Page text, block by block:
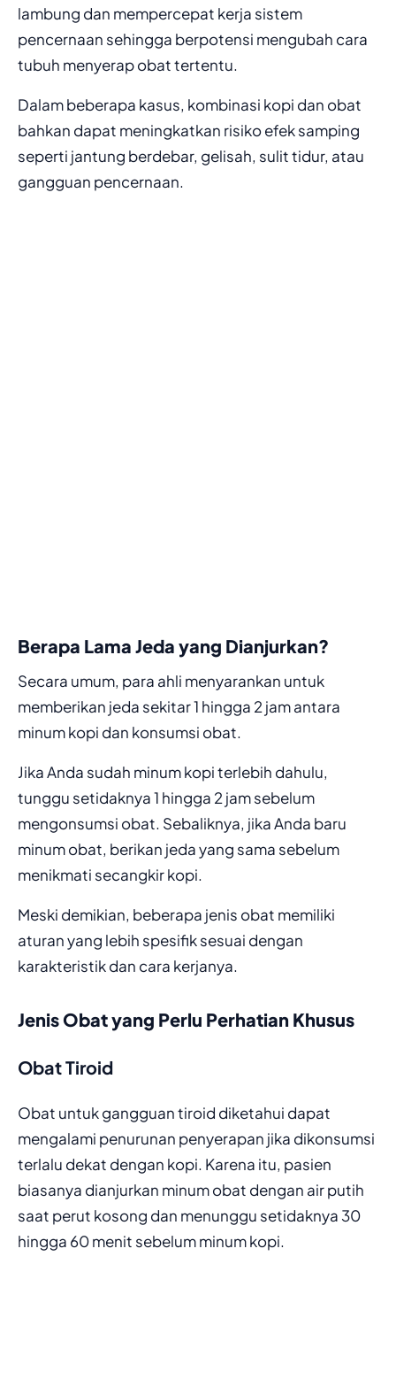
lambung dan mempercepat kerja sistem
pencernaan sehingga berpotensi mengubah cara
tubuh menyerap obat tertentu.
Dalam beberapa kasus, kombinasi kopi dan obat
bahkan dapat meningkatkan risiko efek samping
seperti jantung berdebar, gelisah, sulit tidur, atau
gangguan pencernaan.
Berapa Lama Jeda yang Dianjurkan?
Secara umum, para ahli menyarankan untuk
memberikan jeda sekitar 1 hingga 2 jam antara
minum kopi dan konsumsi obat.
Jika Anda sudah minum kopi terlebih dahulu,
tunggu setidaknya 1 hingga 2 jam sebelum
mengonsumsi obat. Sebaliknya, jika Anda baru
minum obat, berikan jeda yang sama sebelum
menikmati secangkir kopi.
Meski demikian, beberapa jenis obat memiliki
aturan yang lebih spesifik sesuai dengan
karakteristik dan cara kerjanya.
Jenis Obat yang Perlu Perhatian Khusus
Obat Tiroid
Obat untuk gangguan tiroid diketahui dapat
mengalami penurunan penyerapan jika dikonsumsi
terlalu dekat dengan kopi. Karena itu, pasien
biasanya dianjurkan minum obat dengan air putih
saat perut kosong dan menunggu setidaknya 30
hingga 60 menit sebelum minum kopi.